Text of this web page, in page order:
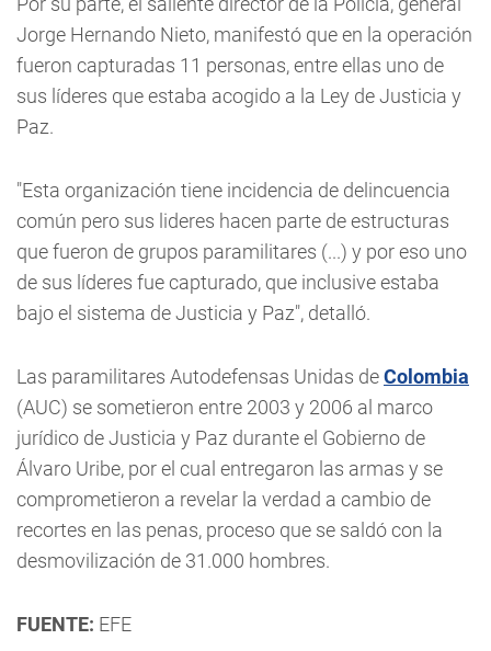
Jorge Hernando Nieto, manifestó que en la operación
fueron capturadas 11 personas, entre ellas uno de
sus líderes que estaba acogido a la Ley de Justicia y
Paz.
"Esta organización tiene incidencia de delincuencia
común pero sus lideres hacen parte de estructuras
que fueron de grupos paramilitares (...) y por eso uno
de sus líderes fue capturado, que inclusive estaba
bajo el sistema de Justicia y Paz", detalló.
Las paramilitares Autodefensas Unidas deColombia
(AUC) se sometieron entre 2003 y 2006 al marco
jurídico de Justicia y Paz durante el Gobierno de
Álvaro Uribe, por el cual entregaron las armas y se
comprometieron a revelar la verdad a cambio de
recortes en las penas, proceso que se saldó con la
desmovilización de 31.000 hombres.
FUENTE: EFE